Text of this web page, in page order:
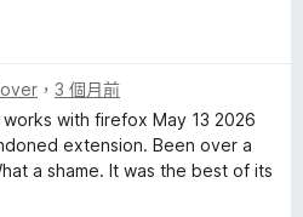
， 3 個月前
with firefox May 13 2026
extension. Been over a
a shame. It was the best of its